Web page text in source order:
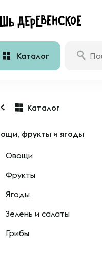
Каталог
Каталог
фрукты и ягоды
Овощи
Фрукты
Ягоды
Зелень и салаты
Грибы